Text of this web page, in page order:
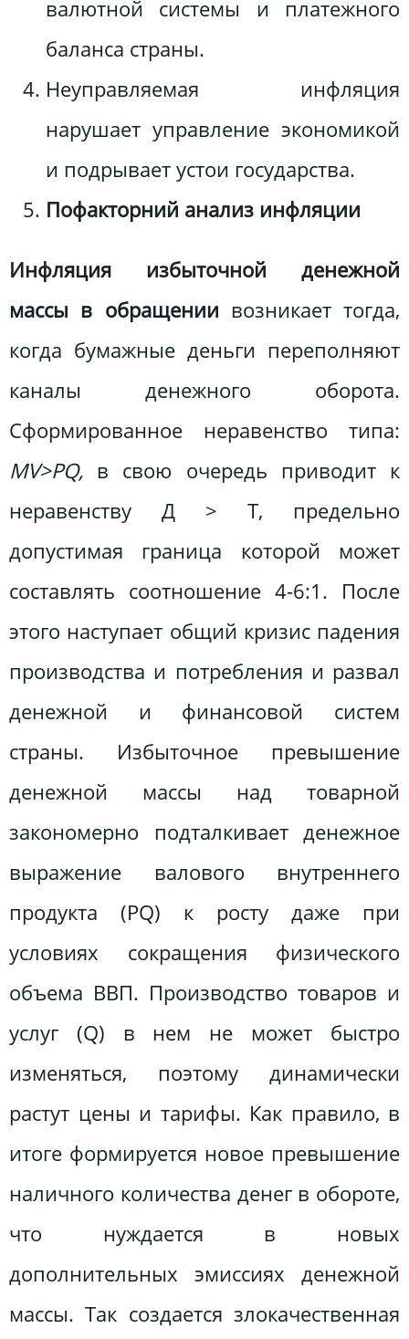
валютной системы и платежного
баланса страны.
Неуправляемая инфляция
нарушает управление экономикой
и подрывает устои государства.
Пофакторний анализ инфляции
Инфляция избыточной денежной
массы в обращении возникает тогда,
когда бумажные деньги переполняют
каналы денежного оборота.
Сформированное неравенство типа:
МV>РQ, в свою очередь приводит к
неравенству Д > Т, предельно
допустимая граница которой может
составлять соотношение 4-6:1. После
этого наступает общий кризис падения
производства и потребления и развал
денежной и финансовой систем
страны. Избыточное превышение
денежной массы над товарной
закономерно подталкивает денежное
выражение валового внутреннего
продукта (РQ) к росту даже при
условиях сокращения физического
объема ВВП. Производство товаров и
услуг (Q) в нем не может быстро
изменяться, поэтому динамически
растут цены и тарифы. Как правило, в
итоге формируется новое превышение
наличного количества денег в обороте,
что нуждается в новых
дополнительных эмиссиях денежной
массы. Так создается злокачественная